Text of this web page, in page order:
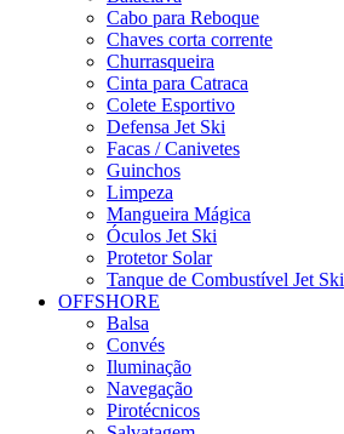
Cabo para Reboque
Chaves corta corrente
Churrasqueira
Cinta para Catraca
Colete Esportivo
Defensa Jet Ski
Facas / Canivetes
Guinchos
Limpeza
Mangueira Mágica
Óculos Jet Ski
Protetor Solar
Tanque de Combustível Jet Ski
OFFSHORE
Balsa
Convés
Iluminação
Navegação
Pirotécnicos